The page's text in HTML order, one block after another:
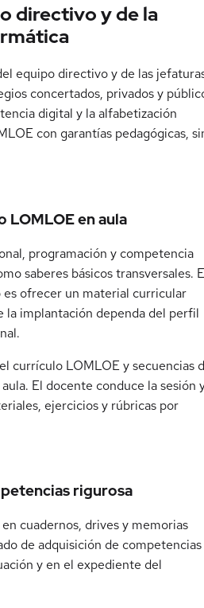
directivo y de la
equipo directivo y de las
concertados, privados y
digital y la alfabetización
con garantías pedagógicas,
en aula
programación y competencia
saberes básicos transversales.
ofrecer un material curricular
la implantación dependa del perfil
currículo LOMLOE y secuencias
El docente conduce la sesión
ejercicios y rúbricas por
rigurosa
cuadernos, drives y memorias
de adquisición de competencias
y en el expediente del